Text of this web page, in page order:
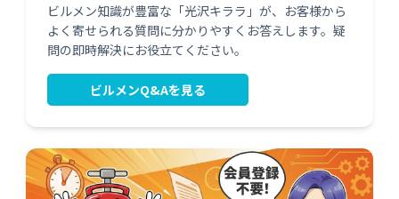
ビルメン知識が豊富な「光沢キララ」が、お客様から
よく寄せられる質問に分かりやすくお答えします。疑
問の即時解決にお役立てください。
ビルメンQ&Aを見る